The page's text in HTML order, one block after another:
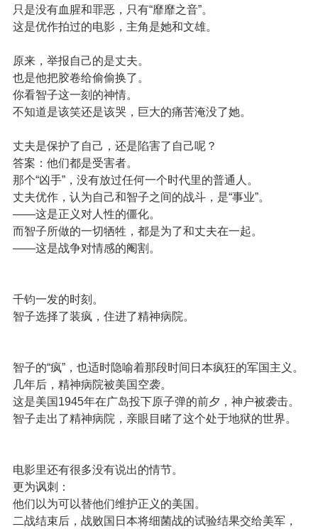
只是没有血腥和罪恶，只有“靡靡之音”。
这是优作拍过的电影，主角是她和文雄。
原来，举报自己的是丈夫。
也是他把胶卷给偷偷换了。
你看智子这一刻的神情。
不知道是该笑还是该哭，巨大的痛苦淹没了她。
丈夫是保护了自己，还是陷害了自己呢？
答案：他们都是受害者。
那个“凶手”，没有放过任何一个时代里的普通人。
丈夫优作，认为自己和智子之间的战斗，是“事业”。
——这是正义对人性的僵化。
而智子所做的一切牺牲，都是为了和丈夫在一起。
——这是战争对情感的阉割。
千钧一发的时刻。
智子选择了装疯，住进了精神病院。
智子的“疯”，也适时隐喻着那段时间日本疯狂的军国主义。
几年后，精神病院被美国空袭。
这是美国1945年在广岛投下原子弹的前夕，神户被袭击。
智子走出了精神病院，亲眼目睹了这个处于地狱的世界。
电影里还有很多没有说出的情节。
更为讽刺：
他们以为可以替他们维护正义的美国。
二战结束后，战败国日本将细菌战的试验结果交给美军，